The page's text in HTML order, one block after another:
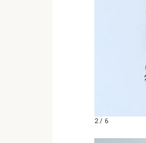
2 / 6